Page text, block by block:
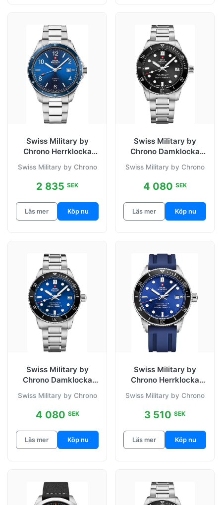
Swiss Military by
Chrono Herrklocka
Blå/Stål
Swiss Military by Chrono
2 835 SEK
Läs mer Köp nu
Swiss Military by
Chrono Damklocka
Diver Svart/Stål
Swiss Military by Chrono
4 080 SEK
Läs mer Köp nu
Swiss Military by
Chrono Damklocka
Diver Blå/Stål
Swiss Military by Chrono
4 080 SEK
Läs mer Köp nu
Swiss Military by
Chrono Herrklocka
Diver Blå/Plast
Swiss Military by Chrono
3 510 SEK
Läs mer Köp nu